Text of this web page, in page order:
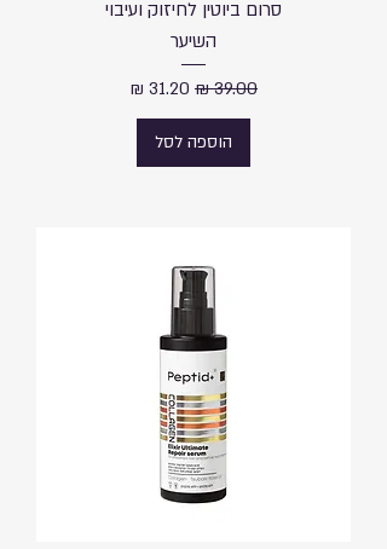
סרום ביוטין לחיזוק ועיבוי
השיער
מחיר רגיל מחיר מבצע
הוספה לסל